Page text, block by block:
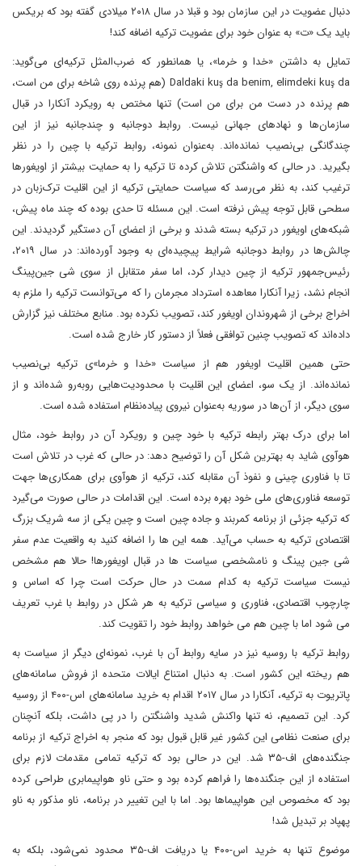
دنبال عضویت در این سازمان بود و قبلا در سال ۲۰۱۸ میلادی گفته بود که بریکس
باید یک «ت» به عنوان خود برای عضویت ترکیه اضافه کند!
تمایل به داشتن «خدا و خرما»، یا همانطور که ضرب‌المثل ترکیه‌ای می‌گوید:
Daldaki kuş da benim, elimdeki kuş da (هم پرنده روی شاخه برای من است،
هم پرنده در دست من برای من است) تنها مختص به رویکرد آنکارا در قبال
سازمان‌ها و نهادهای جهانی نیست. روابط دوجانبه و چندجانبه نیز از این
چندگانگی بی‌نصیب نمانده‌اند. به‌عنوان نمونه، روابط ترکیه با چین را در نظر
بگیرید. در حالی که واشنگتن تلاش کرده تا ترکیه را به حمایت بیشتر از اویغورها
ترغیب کند، به نظر می‌رسد که سیاست حمایتی ترکیه از این اقلیت ترک‌زبان در
سطحی قابل توجه پیش نرفته است. این مسئله تا حدی بوده که چند ماه پیش،
شبکه‌های اویغور در ترکیه بسته شدند و برخی از اعضای آن دستگیر گردیدند. این
چالش‌ها در روابط دوجانبه شرایط پیچیده‌ای به وجود آورده‌اند: در سال ۲۰۱۹،
رئیس‌جمهور ترکیه از چین دیدار کرد، اما سفر متقابل از سوی شی جین‌پینگ
انجام نشد، زیرا آنکارا معاهده استرداد مجرمان را که می‌توانست ترکیه را ملزم به
اخراج برخی از شهروندان اویغور کند، تصویب نکرده بود. منابع مختلف نیز گزارش
داده‌اند که تصویب چنین توافقی فعلاً از دستور کار خارج شده است.
حتی همین اقلیت اویغور هم از سیاست «خدا و خرما»ی ترکیه بی‌نصیب
نمانده‌اند. از یک سو، اعضای این اقلیت با محدودیت‌هایی روبه‌رو شده‌اند و از
سوی دیگر، از آن‌ها در سوریه به‌عنوان نیروی پیاده‌نظام استفاده شده است.
اما برای درک بهتر رابطه ترکیه با خود چین و رویکرد آن در روابط خود، مثال
هوآوی شاید به بهترین شکل آن را توضیح دهد: در حالی که غرب در تلاش است
تا با فناوری چینی و نفوذ آن مقابله کند، ترکیه از هوآوی برای همکاری‌ها جهت
توسعه فناوری‌های ملی خود بهره برده است. این اقدامات در حالی صورت می‌گیرد
که ترکیه جزئی از برنامه کمربند و جاده چین است و چین یکی از سه شریک بزرگ
اقتصادی ترکیه به حساب می‌آید. همه این ها را اضافه کنید به واقعیت عدم سفر
شی جین پینگ و نامشخصی سیاست ها در قبال اویغورها! حالا هم مشخص
نیست سیاست ترکیه به کدام سمت در حال حرکت است چرا که اساس و
چارچوب اقتصادی، فناوری و سیاسی ترکیه به هر شکل در روابط با غرب تعریف
می شود اما با چین هم می خواهد روابط خود را تقویت کند.
روابط ترکیه با روسیه نیز در سایه روابط آن با غرب، نمونه‌ای دیگر از سیاست به
هم ریخته این کشور است. به دنبال امتناع ایالات متحده از فروش سامانه‌های
پاتریوت به ترکیه، آنکارا در سال ۲۰۱۷ اقدام به خرید سامانه‌های اس-۴۰۰ از روسیه
کرد. این تصمیم، نه تنها واکنش شدید واشنگتن را در پی داشت، بلکه آنچنان
برای صنعت نظامی این کشور غیر قابل قبول بود که منجر به اخراج ترکیه از برنامه
جنگنده‌های اف-۳۵ شد. این در حالی بود که ترکیه تمامی مقدمات لازم برای
استفاده از این جنگنده‌ها را فراهم کرده بود و حتی ناو هواپیمابری طراحی کرده
بود که مخصوص این هواپیماها بود. اما با این تغییر در برنامه، ناو مذکور به ناو
پهپاد بر تبدیل شد!
موضوع تنها به خرید اس-۴۰۰ یا دریافت اف-۳۵ محدود نمی‌شود، بلکه به